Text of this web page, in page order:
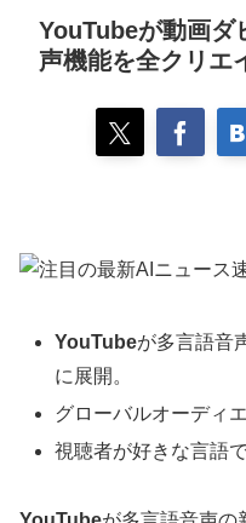
YouTubeが動画ダ
声機能を全クリエ
YouTubeが多言語音
に展開。
グローバルオーディ
視聴者が好きな言語